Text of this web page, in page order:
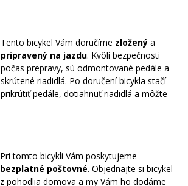
Tento bicykel Vám doručíme zložený a
pripravený na jazdu. Kvôli bezpečnosti
počas prepravy, sú odmontované pedále a
skrútené riadidlá. Po doručení bicykla stačí
prikrútiť pedále, dotiahnuť riadidlá a môžte
Pri tomto bicykli Vám poskytujeme
bezplatné poštovné. Objednajte si bicykel
z pohodlia domova a my Vám ho dodáme